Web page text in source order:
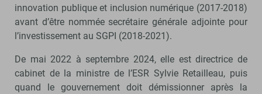
innovation publique et inclusion numérique (2017-2018)
avant d’être nommée secrétaire générale adjointe pour
l’investissement au SGPI (2018-2021).
De mai 2022 à septembre 2024, elle est directrice de
cabinet de la ministre de l’ESR Sylvie Retailleau, puis
quand le gouvernement doit démissionner après la